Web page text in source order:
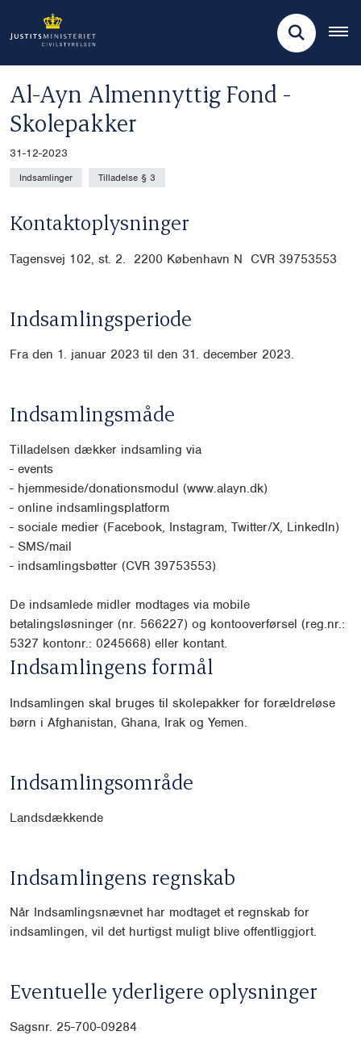
Al-Ayn Almennyttig Fond -
Skolepakker
31-12-2023
Indsamlinger Tilladelse § 3
Kontaktoplysninger
Tagensvej 102, st. 2. 2200 København N CVR 39753553
Indsamlingsperiode
Fra den 1. januar 2023 til den 31. december 2023.
Indsamlingsmåde
Tilladelsen dækker indsamling via
- events
- hjemmeside/donationsmodul (www.alayn.dk)
- online indsamlingsplatform
- sociale medier (Facebook, Instagram, Twitter/X, LinkedIn)
- SMS/mail
- indsamlingsbøtter (CVR 39753553)
De indsamlede midler modtages via mobile
betalingsløsninger (nr. 566227) og kontooverførsel (reg.nr.:
5327 kontonr.: 0245668) eller kontant.
Indsamlingens formål
Indsamlingen skal bruges til skolepakker for forældreløse
børn i Afghanistan, Ghana, Irak og Yemen.
Indsamlingsområde
Landsdækkende
Indsamlingens regnskab
Når Indsamlingsnævnet har modtaget et regnskab for
indsamlingen, vil det hurtigst muligt blive offentliggjort.
Eventuelle yderligere oplysninger
Sagsnr. 25-700-09284